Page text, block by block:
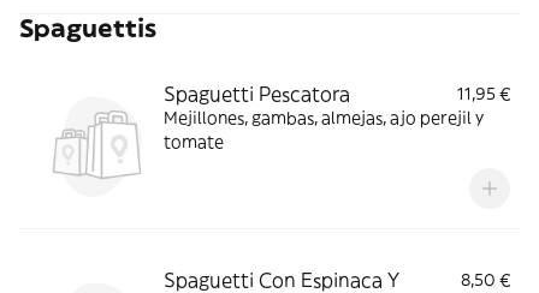
Spaguettis
Spaguetti Pescatora
11,95 €
Mejillones, gambas, almejas, ajo perejil y
tomate
Spaguetti Con Espinaca Y
8,50 €